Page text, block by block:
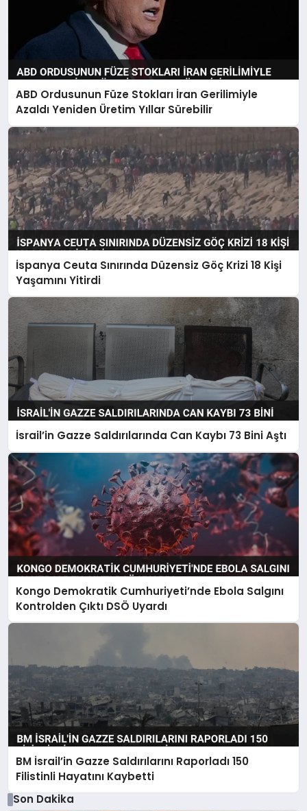
ABD Ordusunun Füze Stokları İran Gerilimiyle
Azaldı Yeniden Üretim Yıllar Sürebilir
İspanya Ceuta Sınırında Düzensiz Göç Krizi 18 Kişi
Yaşamını Yitirdi
İsrail’in Gazze Saldırılarında Can Kaybı 73 Bini Aştı
Kongo Demokratik Cumhuriyeti’nde Ebola Salgını
Kontrolden Çıktı DSÖ Uyardı
BM İsrail’in Gazze Saldırılarını Raporladı 150
Filistinli Hayatını Kaybetti
Son Dakika